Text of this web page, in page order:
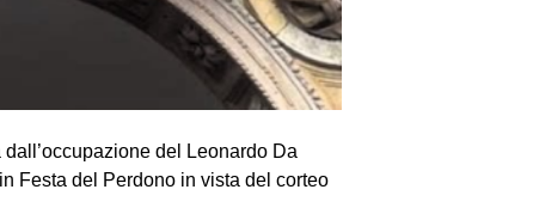
del Leonardo Da
Festa del Perdono in vista del corteo